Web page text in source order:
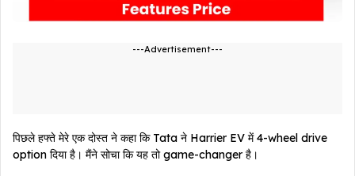
---Advertisement---
पिछले हफ्ते मेरे एक दोस्त ने कहा कि Tata ने Harrier EV में 4-wheel drive
option दिया है। मैंने सोचा कि यह तो game-changer है।